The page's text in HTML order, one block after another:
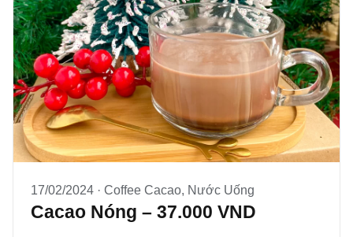
17/02/2024 · Coffee Cacao, Nước Uống
Cacao Nóng – 37.000 VND